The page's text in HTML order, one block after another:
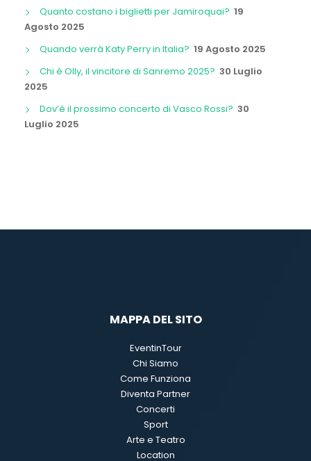
Quanto costano i biglietti per Jamiroquai? 19
Agosto 2025
Quando verrà Katy Perry in Italia? 19 Agosto 2025
Chi è Olly, il vincitore di Sanremo 2025? 30 Luglio
2025
Dov’è il prossimo concerto di Vasco Rossi? 30
Luglio 2025
MAPPA DEL SITO
EventinTour
Chi Siamo
Come Funziona
Diventa Partner
Concerti
Sport
Arte e Teatro
Location